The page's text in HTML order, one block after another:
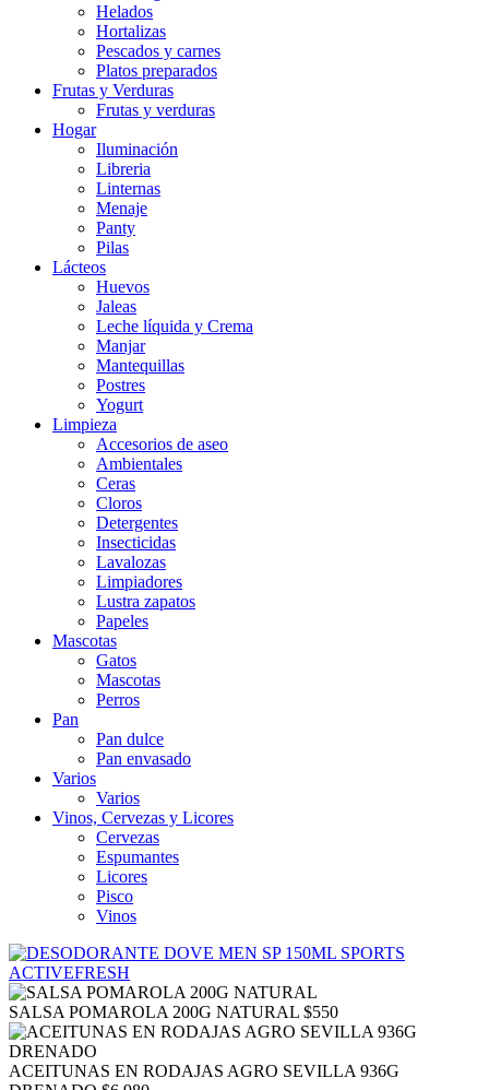
Helados
Hortalizas
Pescados y carnes
Platos preparados
Frutas y Verduras
Frutas y verduras
Hogar
Iluminación
Libreria
Linternas
Menaje
Panty
Pilas
Lácteos
Huevos
Jaleas
Leche líquida y Crema
Manjar
Mantequillas
Postres
Yogurt
Limpieza
Accesorios de aseo
Ambientales
Ceras
Cloros
Detergentes
Insecticidas
Lavalozas
Limpiadores
Lustra zapatos
Papeles
Mascotas
Gatos
Mascotas
Perros
Pan
Pan dulce
Pan envasado
Varios
Varios
Vinos, Cervezas y Licores
Cervezas
Espumantes
Licores
Pisco
Vinos
SALSA POMAROLA 200G NATURAL $550
ACEITUNAS EN RODAJAS AGRO SEVILLA 936G